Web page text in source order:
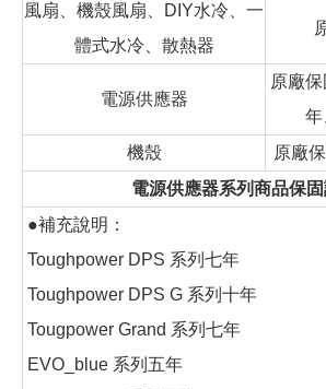
風扇、機殼風扇、DIY水冷、一
體式水冷、散熱器
電源供應器
原廠
年
機殼
原廠
電源供應器系列商品保固
●補充說明：
Toughpower DPS 系列七年
Toughpower DPS G 系列十年
Tougpower Grand 系列七年
EVO_blue 系列五年